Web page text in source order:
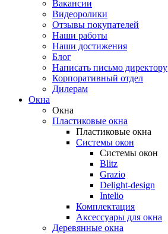
Вакансии
Видеоролики
Отзывы покупателей
Наши работы
Наши достижения
Блог
Написать письмо директору
Корпоративный отдел
Дилерам
Окна
Окна
Пластиковые окна
Пластиковые окна
Системы окон
Системы окон
Blitz
Grazio
Delight-design
Intelio
Комплектация
Аксессуары для окна
Деревянные окна